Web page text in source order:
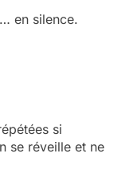
en silence.
si
se réveille et ne